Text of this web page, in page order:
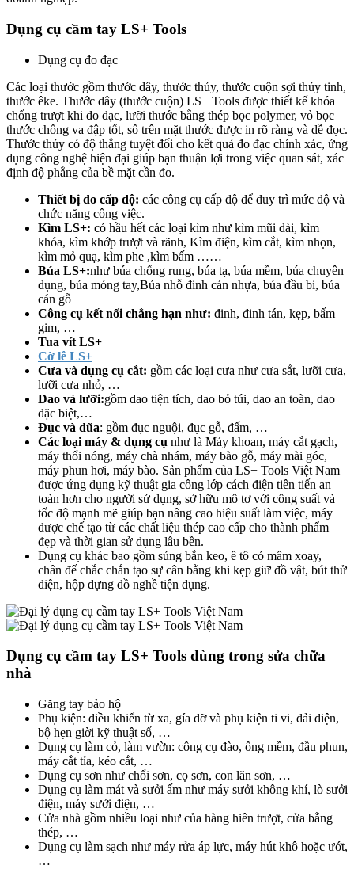
Dụng cụ cầm tay LS+ Tools
Dụng cụ đo đạc
Các loại thước gồm thước dây, thước thủy, thước cuộn sợi thủy tinh,
thước êke. Thước dây (thước cuộn) LS+ Tools được thiết kế khóa
chống trượt khi đo đạc, lưỡi thước bằng thép bọc polymer, vỏ bọc
thước chống va đập tốt, số trên mặt thước được in rõ ràng và dễ đọc.
Thước thủy có độ thẳng tuyệt đối cho kết quả đo đạc chính xác, ứng
dụng công nghệ hiện đại giúp bạn thuận lợi trong việc quan sát, xác
định độ phẳng của bề mặt cần đo.
Thiết bị đo cấp độ: các công cụ cấp độ để duy trì mức độ và
chức năng công việc.
Kìm LS+: có hầu hết các loại kìm như kìm mũi dài, kìm
khóa, kìm khớp trượt và rãnh, Kìm điện, kìm cắt, kìm nhọn,
kìm mỏ quạ, kìm phe ,kìm bấm ……
Búa LS+:như búa chống rung, búa tạ, búa mềm, búa chuyên
dụng, búa móng tay,Búa nhỗ đinh cán nhựa, búa đầu bi, búa
cán gỗ
Công cụ kết nối chẳng hạn như: đinh, đinh tán, kẹp, bấm
gim, …
Tua vít LS+
Cờ lê LS+
Cưa và dụng cụ cắt: gồm các loại cưa như cưa sắt, lưỡi cưa,
lưỡi cưa nhỏ, …
Dao và lưỡi:gồm dao tiện tích, dao bỏ túi, dao an toàn, dao
đặc biệt,…
Đục và dũa: gồm đục nguội, đục gỗ, đấm, …
Các loại máy & dụng cụ như là Máy khoan, máy cắt gạch,
máy thổi nóng, máy chà nhám, máy bào gỗ, máy mài góc,
máy phun hơi, máy bào. Sản phẩm của LS+ Tools Việt Nam
được ứng dụng kỹ thuật gia công lớp cách điện tiên tiến an
toàn hơn cho người sử dụng, sở hữu mô tơ với công suất và
tốc độ mạnh mẽ giúp bạn nâng cao hiệu suất làm việc, máy
được chế tạo từ các chất liệu thép cao cấp cho thành phẩm
đẹp và thời gian sử dụng lâu bền.
Dụng cụ khác bao gồm súng bắn keo, ê tô có mâm xoay,
chân đế chắc chắn tạo sự cân bằng khi kẹp giữ đồ vật, bút thử
điện, hộp đựng đồ nghề tiện dụng.
Dụng cụ cầm tay LS+ Tools dùng trong sửa chữa
nhà
Găng tay bảo hộ
Phụ kiện: điều khiển từ xa, gía đỡ và phụ kiện ti vi, dải điện,
bộ hẹn giời kỹ thuật số, …
Dụng cụ làm cỏ, làm vườn: công cụ đào, ống mềm, đầu phun,
máy cắt tỉa, kéo cắt, …
Dụng cụ sơn như chổi sơn, cọ sơn, con lăn sơn, …
Dụng cụ làm mát và sưởi ấm như máy sưởi không khí, lò sưởi
điện, máy sưởi điện, …
Cửa nhà gồm nhiều loại như của hàng hiên trượt, cửa bằng
thép, …
Dụng cụ làm sạch như máy rửa áp lực, máy hút khô hoặc ướt,
…